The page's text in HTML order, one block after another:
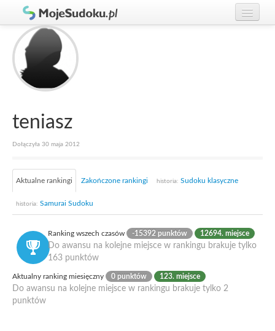
Graj w Sudoku!
Zasady Sudoku
Rankingi
Gracze
teniasz
Dołączyła 30 maja 2012
Aktualne rankingi Zakończone rankingi historia: Sudoku klasyczne
historia: Samurai Sudoku
Ranking wszech czasów -15392 punktów 12694. miejsce
Do awansu na kolejne miejsce w rankingu brakuje tylko
163 punktów
Aktualny ranking miesięczny 0 punktów 123. miejsce
Do awansu na kolejne miejsce w rankingu brakuje tylko 2
punktów